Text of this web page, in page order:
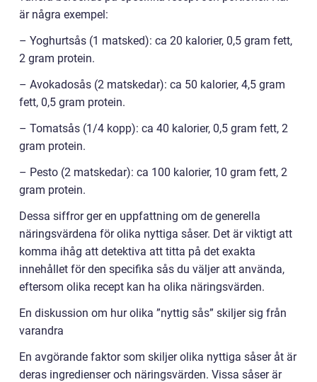
är några exempel:
– Yoghurtsås (1 matsked): ca 20 kalorier, 0,5 gram fett,
2 gram protein.
– Avokadosås (2 matskedar): ca 50 kalorier, 4,5 gram
fett, 0,5 gram protein.
– Tomatsås (1/4 kopp): ca 40 kalorier, 0,5 gram fett, 2
gram protein.
– Pesto (2 matskedar): ca 100 kalorier, 10 gram fett, 2
gram protein.
Dessa siffror ger en uppfattning om de generella
näringsvärdena för olika nyttiga såser. Det är viktigt att
komma ihåg att detektiva att titta på det exakta
innehållet för den specifika sås du väljer att använda,
eftersom olika recept kan ha olika näringsvärden.
En diskussion om hur olika ”nyttig sås” skiljer sig från
varandra
En avgörande faktor som skiljer olika nyttiga såser åt är
deras ingredienser och näringsvärden. Vissa såser är